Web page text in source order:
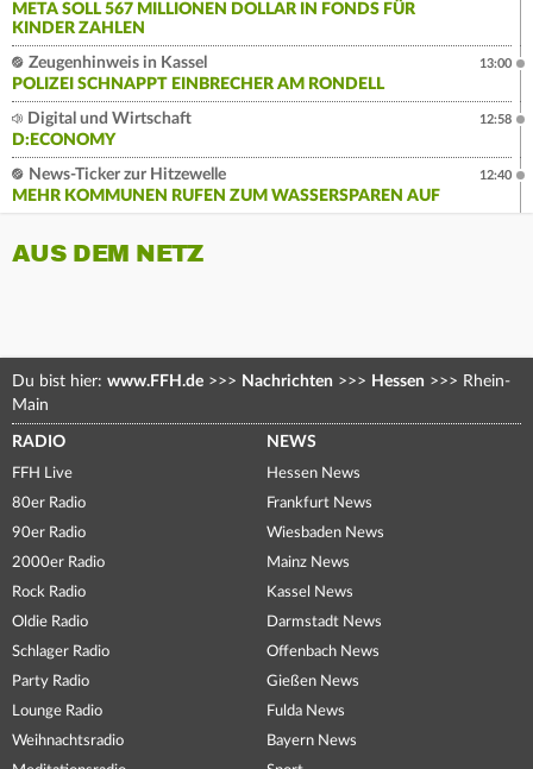
META SOLL 567 MILLIONEN DOLLAR IN FONDS FÜR
KINDER ZAHLEN
Zeugenhinweis in Kassel
POLIZEI SCHNAPPT EINBRECHER AM RONDELL
13:00
Digital und Wirtschaft
D:ECONOMY
12:58
News-Ticker zur Hitzewelle
MEHR KOMMUNEN RUFEN ZUM WASSERSPAREN AUF
12:40
AUS DEM NETZ
Du bist hier: www.FFH.de >>> Nachrichten >>> Hessen >>> Rhein-
Main
RADIO
FFH Live
80er Radio
90er Radio
2000er Radio
Rock Radio
Oldie Radio
Schlager Radio
Party Radio
Lounge Radio
Weihnachtsradio
NEWS
Hessen News
Frankfurt News
Wiesbaden News
Mainz News
Kassel News
Darmstadt News
Offenbach News
Gießen News
Fulda News
Bayern News